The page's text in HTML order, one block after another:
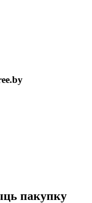
пакупку